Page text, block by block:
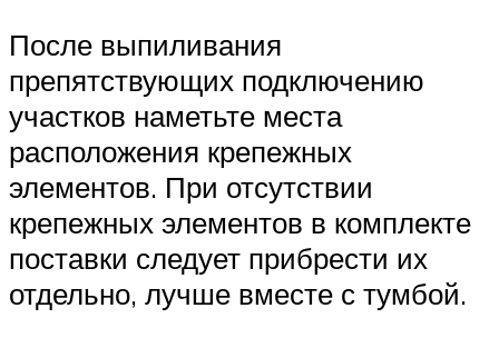
После выпиливания
препятствующих подключению
участков наметьте места
расположения крепежных
элементов. При отсутствии
крепежных элементов в комплекте
поставки следует прибрести их
отдельно, лучше вместе с тумбой.